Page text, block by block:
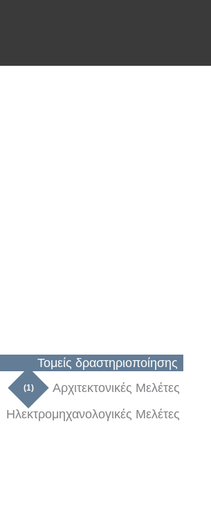
Τομείς δραστηριοποίησης
Αρχιτεκτονικές Μελέτες
(1)
Ηλεκτρομηχανολογικές Μελέτες